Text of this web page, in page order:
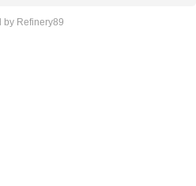
by Refinery89